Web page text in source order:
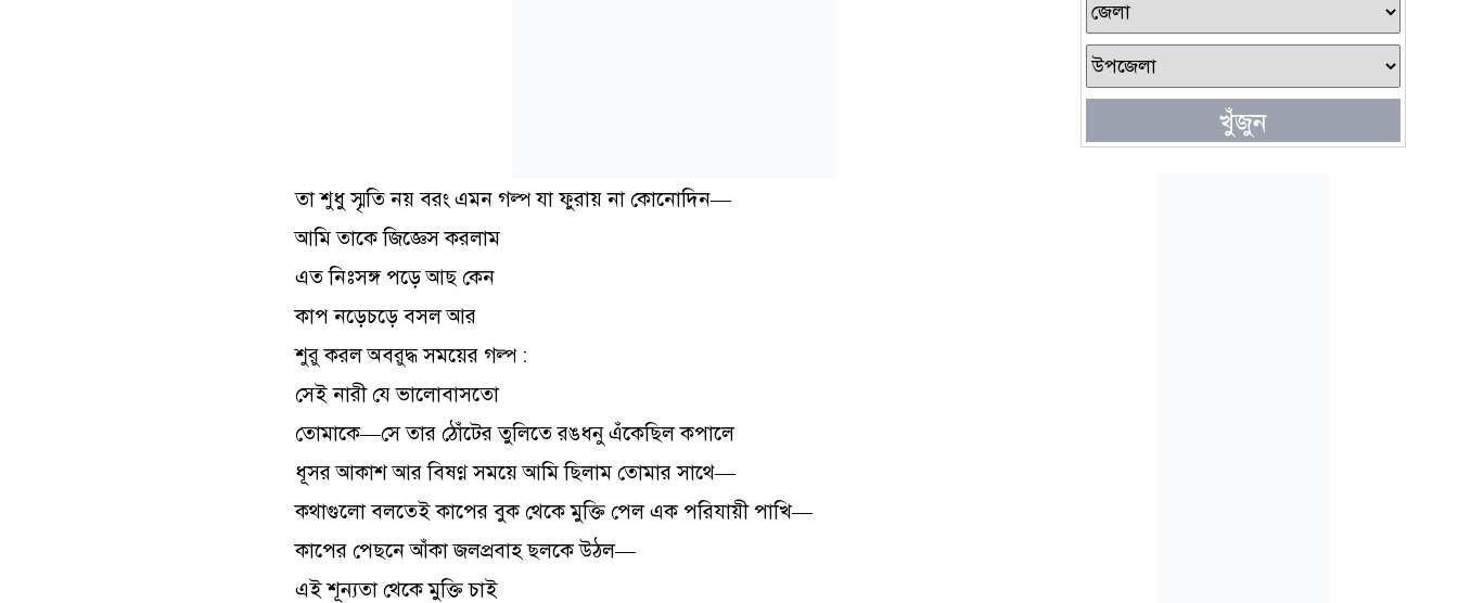
তা শুধু স্মৃতি নয় বরং এমন গল্প যা ফুরায় না কোনোদিন—
আমি তাকে জিজ্ঞেস করলাম
এত নিঃসঙ্গ পড়ে আছ কেন
কাপ নড়েচড়ে বসল আর
শুরু করল অবরুদ্ধ সময়ের গল্প :
সেই নারী যে ভালোবাসতো
তোমাকে—সে তার ঠোঁটের তুলিতে রঙধনু এঁকেছিল কপালে
ধূসর আকাশ আর বিষণ্ণ সময়ে আমি ছিলাম তোমার সাথে—
কথাগুলো বলতেই কাপের বুক থেকে মুক্তি পেল এক পরিযায়ী পাখি—
কাপের পেছনে আঁকা জলপ্রবাহ ছলকে উঠল—
এই শূন্যতা থেকে মুক্তি চাই
খুঁজুন